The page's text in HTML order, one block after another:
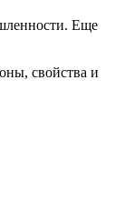
Еще
свойства и